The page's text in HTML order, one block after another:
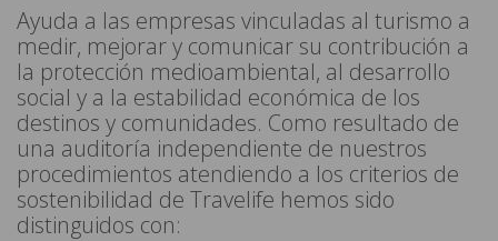
Ayuda a las empresas vinculadas al turismo a
medir, mejorar y comunicar su contribución a
la protección medioambiental, al desarrollo
social y a la estabilidad económica de los
destinos y comunidades. Como resultado de
una auditoría independiente de nuestros
procedimientos atendiendo a los criterios de
sostenibilidad de Travelife hemos sido
distinguidos con: